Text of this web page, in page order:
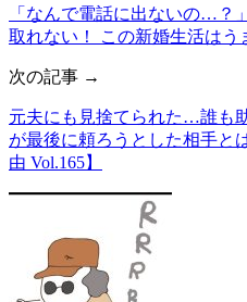
「なんで電話に出ないの…？
取れない！ この新婚生活はう
次の記事 →
元夫にも見捨てられた…誰も
が最後に頼ろうとした相手と
由 Vol.165】